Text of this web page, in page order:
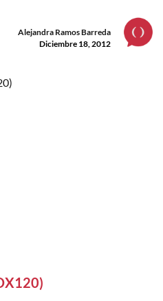
Alejandra Ramos Barreda
Diciembre 18, 2012